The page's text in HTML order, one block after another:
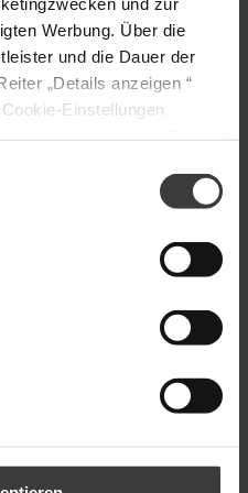
Werbung. Über die
und die Dauer der
„Details anzeigen “
Einstellungen
die Gesellschaft Oknoplast
über personenbezogene